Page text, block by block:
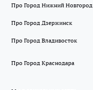
Про Город Нижний Новгород
Про Город Дзержинск
Про Город Владивосток
Про Город Краснодара